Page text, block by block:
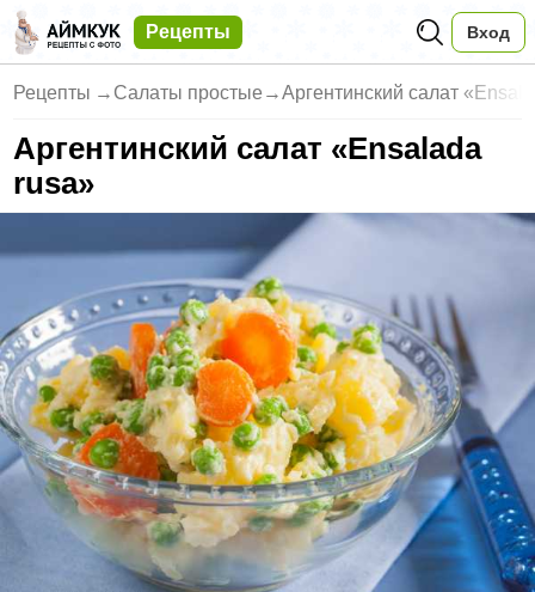
Рецепты Вход
Рецепты → Салаты простые →Аргентинский салат
Аргентинский салат «Ensalada
rusa»